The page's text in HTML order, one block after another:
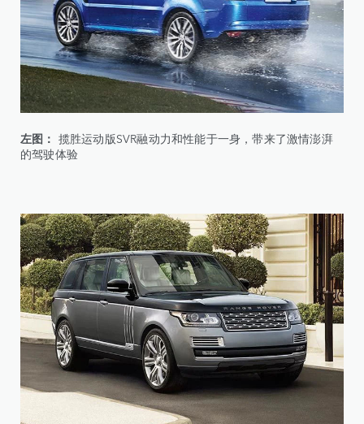
左图： 揽胜运动版SVR融动力和性能于一身，带来了激情澎湃
的驾驶体验